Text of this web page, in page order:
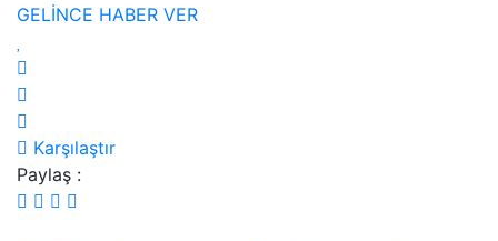
GELİNCE HABER VER
Karşılaştır
Paylaş :